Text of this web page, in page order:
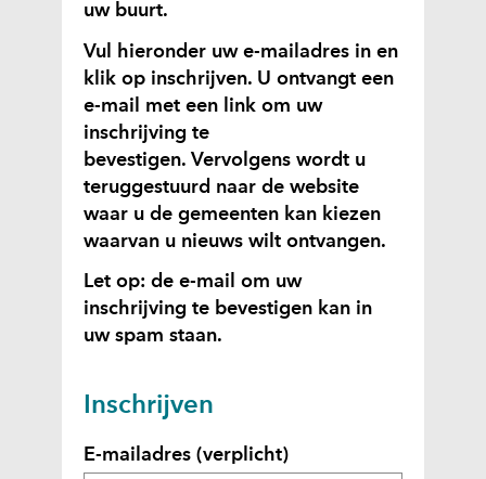
uw buurt.
Vul hieronder uw e-mailadres in en
klik op inschrijven. U ontvangt een
e-mail met een link om uw
inschrijving te
bevestigen. Vervolgens wordt u
teruggestuurd naar de website
waar u de gemeenten kan kiezen
waarvan u nieuws wilt ontvangen.
Let op: de e-mail om uw
inschrijving te bevestigen kan in
uw spam staan.
n
c
Inschrijven
E-mailadres(verplicht)